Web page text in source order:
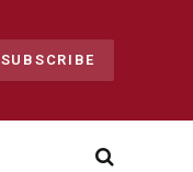
SUBSCRIBE